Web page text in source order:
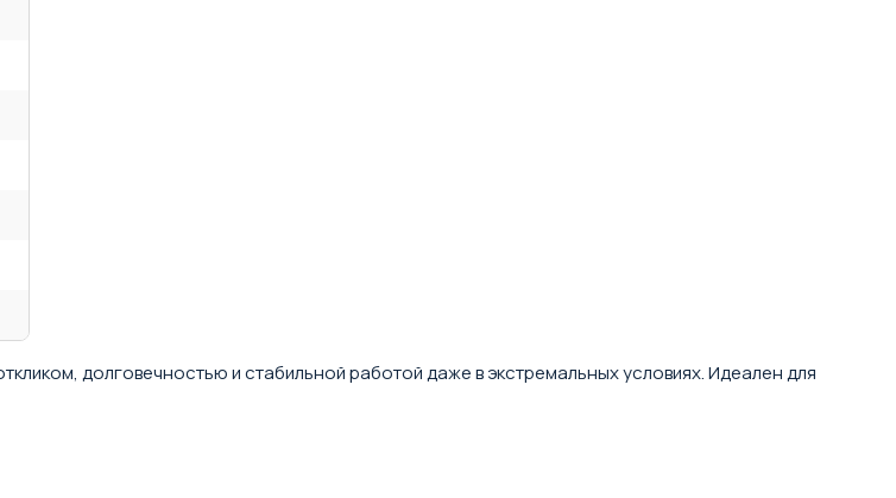
долговечностью и стабильной работой даже в экстремальных условиях. Идеален для